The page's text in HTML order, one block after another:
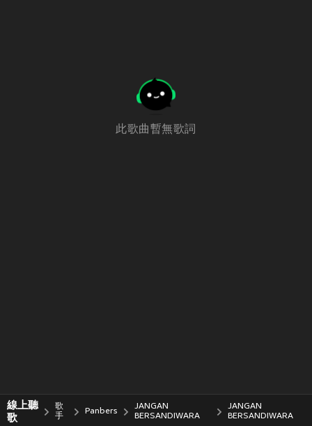
此歌曲暫無歌詞
線上聽
歌
歌
手
Panbers
JANGAN
BERSANDIWARA
JANGAN
BERSANDIWARA